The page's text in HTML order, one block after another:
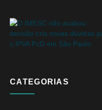
CATEGORIAS